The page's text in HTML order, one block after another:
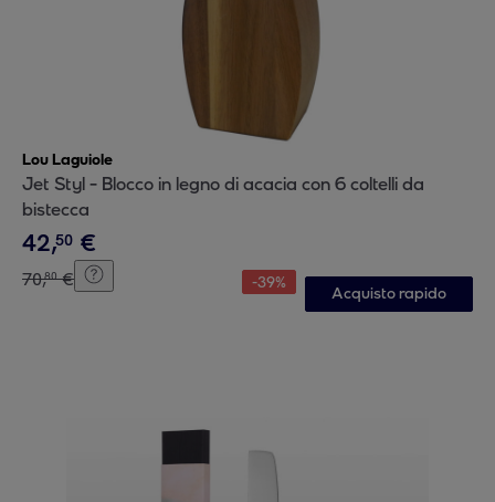
Lou Laguiole
Jet Styl - Blocco in legno di acacia con 6 coltelli da
bistecca
42,50 €
70,80 € -39%
Acquisto rapido